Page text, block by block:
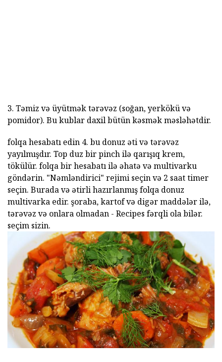
3. Təmiz və üyütmək tərəvəz (soğan, yerkökü və
pomidor). Bu kublar daxil bütün kəsmək məsləhətdir.
folqa hesabatı edin 4. bu donuz əti və tərəvəz
yayılmışdır. Top duz bir pinch ilə qarışıq krem,
tökülür. folqa bir hesabatı ilə əhatə və multivarku
göndərin. "Nəmləndirici" rejimi seçin və 2 saat timer
seçin. Burada və ətirli hazırlanmış folqa donuz
multivarka edir. şoraba, kartof və digər maddələr ilə,
tərəvəz və onlara olmadan - Recipes fərqli ola bilər.
seçim sizin.